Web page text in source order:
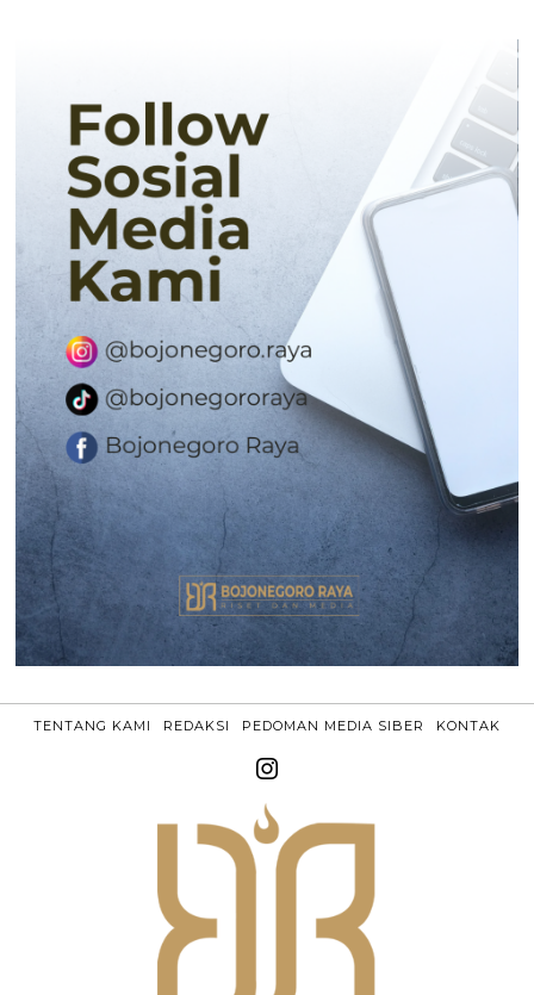
TENTANG KAMI REDAKSI PEDOMAN MEDIA SIBER KONTAK